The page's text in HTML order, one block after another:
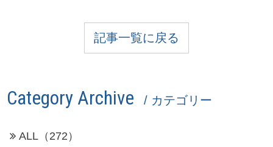
記事一覧に戻る
Category Archive / カテゴリー
ALL（272）